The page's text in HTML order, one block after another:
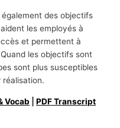
des objectifs
les employés à
et permettent à
les objectifs sont
sont plus susceptibles
Vocab |PDF Transcript